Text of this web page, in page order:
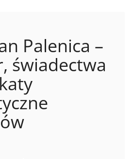
Palenica –
świadectwa